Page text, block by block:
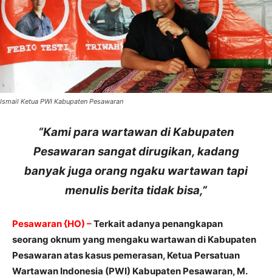
Ismail Ketua PWI Kabupaten Pesawaran
“Kami para wartawan di Kabupaten
Pesawaran sangat dirugikan, kadang
banyak juga orang ngaku wartawan tapi
menulis berita tidak bisa,”
Pesawaran {HO) –Terkait adanya penangkapan
seorang oknum yang mengaku wartawan di Kabupaten
Pesawaran atas kasus pemerasan, Ketua Persatuan
Wartawan Indonesia (PWI) Kabupaten Pesawaran, M.